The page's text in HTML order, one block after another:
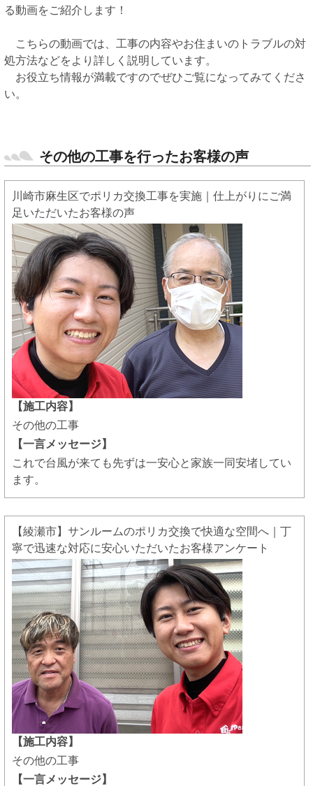
る動画をご紹介します！
こちらの動画では、工事の内容やお住まいのトラブルの対
処方法などをより詳しく説明しています。
お役立ち情報が満載ですのでぜひご覧になってみてくださ
い。
その他の工事を行ったお客様の声
川崎市麻生区でポリカ交換工事を実施｜仕上がりにご満
足いただいたお客様の声
【施工内容】
その他の工事
【一言メッセージ】
これで台風が来ても先ずは一安心と家族一同安堵してい
ます。
【綾瀬市】サンルームのポリカ交換で快適な空間へ｜丁
寧で迅速な対応に安心いただいたお客様アンケート
【施工内容】
その他の工事
【一言メッセージ】